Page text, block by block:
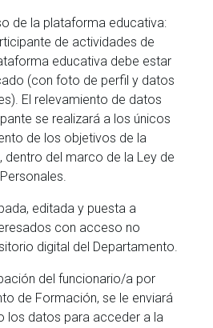
de la plataforma educativa:
de actividades de
educativa debe estar
(con foto de perfil y datos
El relevamiento de datos
se realizará a los únicos
de los objetivos de la
del marco de la Ley de
editada y puesta a
con acceso no
digital del Departamento.
del funcionario/a por
de Formación, se le enviará
los datos para acceder a la